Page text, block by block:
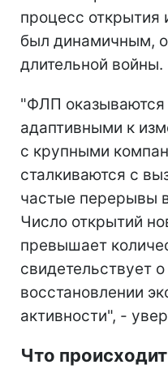
процесс открытия
был динамичным,
длительной войны.
"ФЛП оказываются
адаптивными к
с крупными
сталкиваются с
частые перерывы
Число открытий
превышает
свидетельствует
восстановлении
активности", -
Что